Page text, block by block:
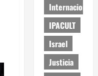
Internacional
IPACULT
Israel
Justicia